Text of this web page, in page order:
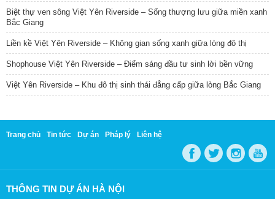
Biệt thự ven sông Việt Yên Riverside – Sống thượng lưu giữa miền xanh
Bắc Giang
Liền kề Việt Yên Riverside – Không gian sống xanh giữa lòng đô thị
Shophouse Việt Yên Riverside – Điểm sáng đầu tư sinh lời bền vững
Việt Yên Riverside – Khu đô thị sinh thái đẳng cấp giữa lòng Bắc Giang
Trang chủ Tin tức Dự án Pháp lý Liên hệ
THÔNG TIN DỰ ÁN HÀ NỘI